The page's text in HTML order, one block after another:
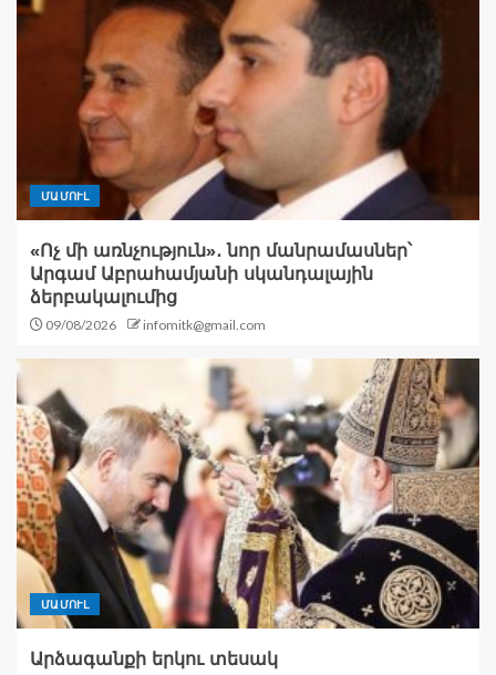
ՄԱՄՈՒԼ
«Ոչ մի առնչություն»․ նոր մանրամասներ՝
Արգամ Աբրահամյանի սկանդալային
ձերբակալումից
09/08/2026 infomitk@gmail.com
ՄԱՄՈՒԼ
Արձագանքի երկու տեսակ